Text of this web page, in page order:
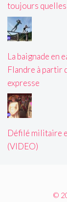
toujours
La baignade en
Flandre à partir
expresse
Défilé militaire
(VIDEO)
©